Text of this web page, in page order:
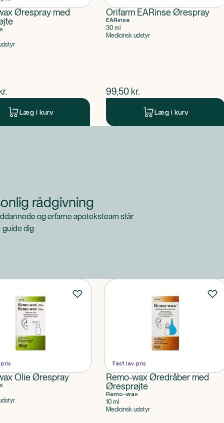
Ørespray med
pris
Læg i kurv
Orifarm EARinse Ørespray
EARinse
30 ml
Medicinsk udstyr
$nuværende pris
99,50 kr.
Læg i kurv
rådgivning
og erfarne apoteksteam står
guide dig
Olie Ørespray
Fast lav pris
Remo-wax Øredråber med
Øresprøjte
Remo-wax
10 ml
Medicinsk udstyr